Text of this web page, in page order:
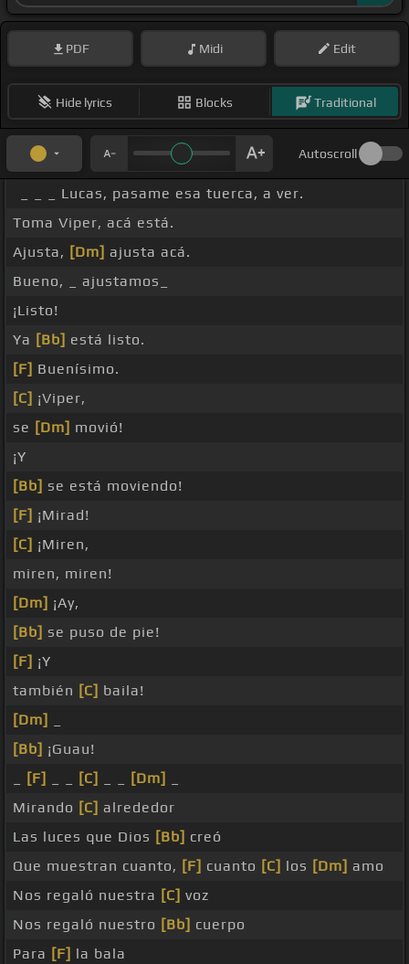
PDF Midi Edit
Hide lyrics Blocks Traditional
Autoscroll
_ _ _ Lucas, pasame esa tuerca, a ver.
Toma Viper, acá está.
Ajusta, [Dm] ajusta acá.
Bueno, _ ajustamos_
¡Listo!
Ya [Bb] está listo.
[F] Buenísimo.
[C] ¡Viper,
se [Dm] movió!
¡Y
[Bb] se está moviendo!
[F] ¡Mirad!
[C] ¡Miren,
miren, miren!
[Dm] ¡Ay,
[Bb] se puso de pie!
[F] ¡Y
también [C] baila!
[Dm]
[Bb] ¡Guau!
[F] [C] [Dm]
Mirando [C] alrededor
Las luces que Dios [Bb] creó
Que muestran cuanto, [F] cuanto [C] los [Dm] amo
Nos regaló nuestra [C] voz
Nos regaló nuestro [Bb] cuerpo
Para [F] la bala